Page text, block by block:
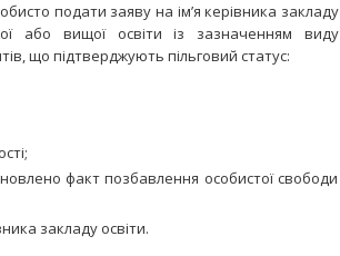
подати заяву на ім’я керівника закладу
або вищої освіти із зазначенням виду
що підтверджують пільговий статус:
факт позбавлення особистої свободи
закладу освіти.